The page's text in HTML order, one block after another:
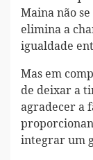
Maina não
elimina a
igualdade
Mas em
de deixar a
agradecer a
integrar um